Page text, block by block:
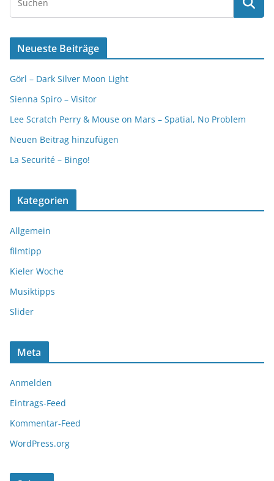
Neueste Beiträge
Görl – Dark Silver Moon Light
Sienna Spiro – Visitor
Lee Scratch Perry & Mouse on Mars – Spatial, No Problem
Neuen Beitrag hinzufügen
La Securité – Bingo!
Kategorien
Allgemein
filmtipp
Kieler Woche
Musiktipps
Slider
Meta
Anmelden
Eintrags-Feed
Kommentar-Feed
WordPress.org